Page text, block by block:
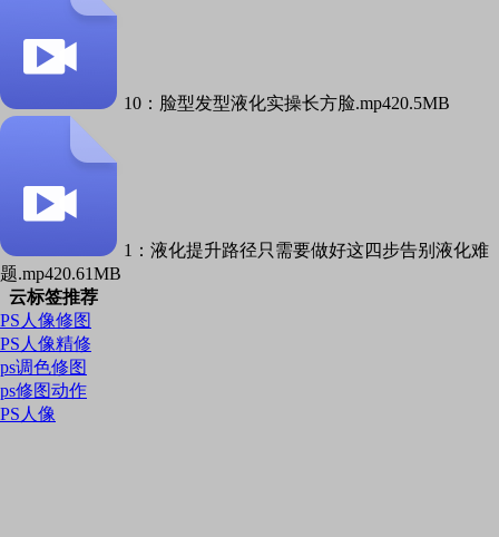
10：脸型发型液化实操长方脸.mp420.5MB
1：液化提升路径只需要做好这四步告别液化难
题.mp420.61MB
云标签推荐
PS人像修图
PS人像精修
ps调色修图
ps修图动作
PS人像